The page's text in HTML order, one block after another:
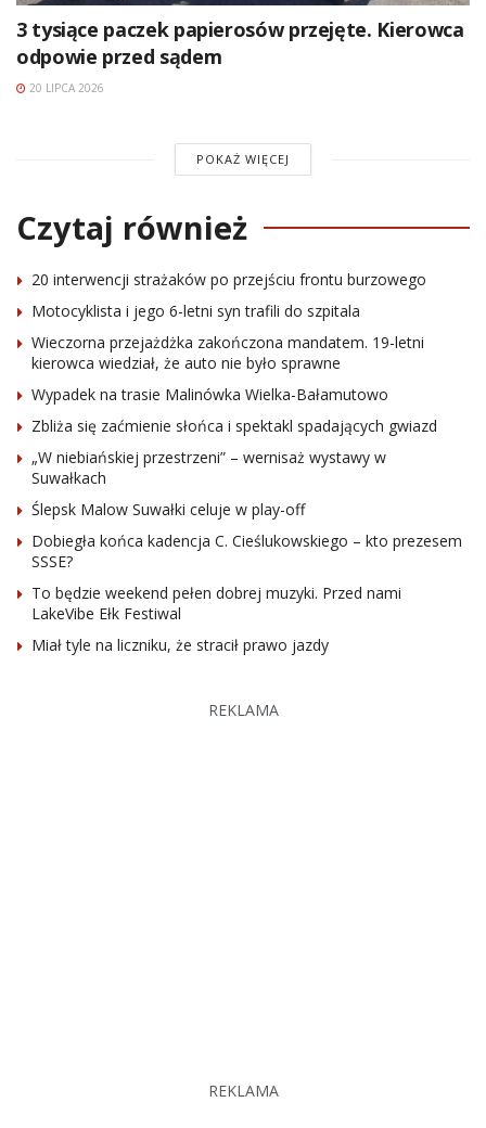
3 tysiące paczek papierosów przejęte. Kierowca
odpowie przed sądem
20 LIPCA 2026
POKAŻ WIĘCEJ
Czytaj również
20 interwencji strażaków po przejściu frontu burzowego
Motocyklista i jego 6-letni syn trafili do szpitala
Wieczorna przejażdżka zakończona mandatem. 19-letni
kierowca wiedział, że auto nie było sprawne
Wypadek na trasie Malinówka Wielka-Bałamutowo
Zbliża się zaćmienie słońca i spektakl spadających gwiazd
„W niebiańskiej przestrzeni” – wernisaż wystawy w
Suwałkach
Ślepsk Malow Suwałki celuje w play-off
Dobiegła końca kadencja C. Cieślukowskiego – kto prezesem
SSSE?
To będzie weekend pełen dobrej muzyki. Przed nami
LakeVibe Ełk Festiwal
Miał tyle na liczniku, że stracił prawo jazdy
REKLAMA
REKLAMA